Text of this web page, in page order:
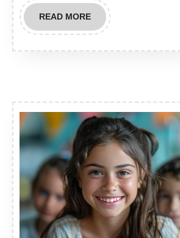
READ MOREREAD
MORE